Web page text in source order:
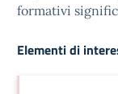
formativi
Elementi di